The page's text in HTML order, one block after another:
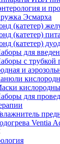
и
Эсмарха
(катетер)
(катетер)
(катетер)
для
с трубкой
и
для
Ventia